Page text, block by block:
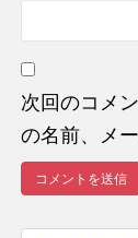
次回のコメ
の名前、メ